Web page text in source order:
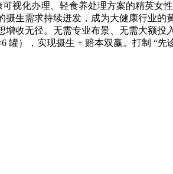
视化办理、轻食养处理方案的精英
生需求持续迸发，成为大健康行业
收无径。无需专业布景、无需大额
罐），实现摄生 + 赔本双赢。打制 “